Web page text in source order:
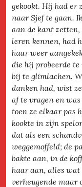
gekookt. Hij had er
naar Sjef te gaan.
aan de kant
leren kennen, had
haar weer
die hij probeerde
bij te glimlachen.
danken had, wist
af te vragen en
toen ze elkaar pas
kookte in zijn
dat als een
weggemoffeld; de
bakte aan, in de
haar aan, alles
verheugende maar